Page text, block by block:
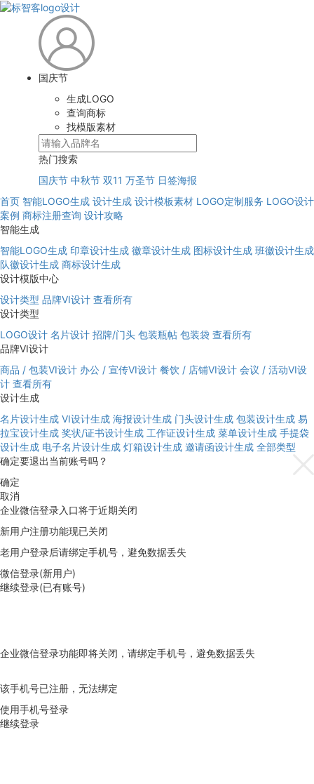
国庆节
生成LOGO
查询商标
找模版素材
热门搜索
国庆节 中秋节 双11 万圣节 日签海报
首页 智能LOGO生成 设计生成 设计模板素材 LOGO定制服务 LOGO设计
案例 商标注册查询 设计攻略
智能生成
智能LOGO生成 印章设计生成 徽章设计生成 图标设计生成 班徽设计生成
队徽设计生成 商标设计生成
设计模版中心
设计类型 品牌VI设计 查看所有
设计类型
LOGO设计 名片设计 招牌/门头 包装瓶帖 包装袋 查看所有
品牌VI设计
商品 / 包装VI设计 办公 / 宣传VI设计 餐饮 / 店铺VI设计 会议 / 活动VI设
计 查看所有
设计生成
名片设计生成 VI设计生成 海报设计生成 门头设计生成 包装设计生成 易
拉宝设计生成 奖状/证书设计生成 工作证设计生成 菜单设计生成 手提袋
设计生成 电子名片设计生成 灯箱设计生成 邀请函设计生成 全部类型
确定要退出当前账号吗？
确定
取消
企业微信登录入口将于近期关闭
新用户注册功能现已关闭
老用户登录后请绑定手机号，避免数据丢失
微信登录(新用户)
继续登录(已有账号)
企业微信登录功能即将关闭，请绑定手机号，避免数据丢失
该手机号已注册，无法绑定
使用手机号登录
继续登录